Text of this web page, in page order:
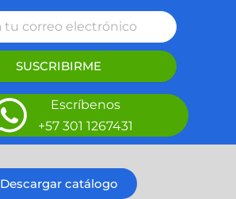
SUSCRIBIRME
Escríbenos
+57 301 1267431
Descargar catálogo